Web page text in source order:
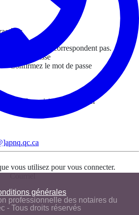
générales
professionnelle des notaires du
- Tous droits réservés
avez saisis ne correspondent pas.
Mot de passe
Confirmez le mot de passe
Veuillez saisir le captcha ici
vous utilisez pour vous connecter.